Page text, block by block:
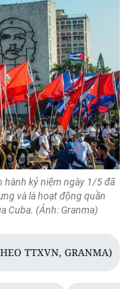
hành kỷ niệm ngày 1/5 đã
và là hoạt động quần
Cuba. (Ảnh: Granma)
TTXVN, GRANMA)